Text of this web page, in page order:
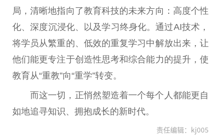
局，清晰地指向了教育科技的未来方向：高度个性
化、深度沉浸化、以及学习终身化。通过AI技术，
将学员从繁重的、低效的重复学习中解放出来，让
他们能更专注于创造性思考和综合能力的提升，使
教育从“重教”向“重学”转变。
而这一切，正悄然塑造着一个每个人都能更自
如地追寻知识、拥抱成长的新时代。
责任编辑：kj005